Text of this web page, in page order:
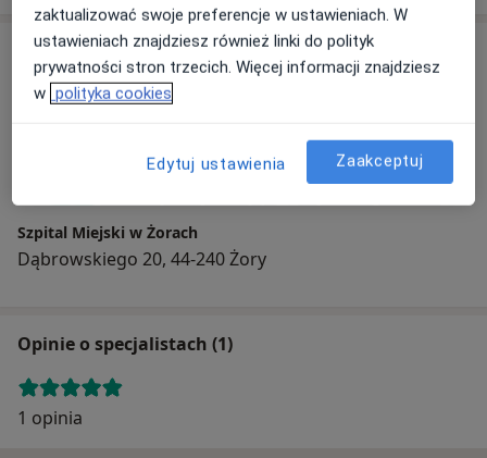
Adres
Powiększ mapę
Szpital Miejski w Żorach
Dąbrowskiego 20, 44-240 Żory
Opinie o specjalistach (1)
1 opinia
zaktualizować swoje preferencje w ustawieniach. W
ustawieniach znajdziesz również linki do polityk
prywatności stron trzecich. Więcej informacji znajdziesz
w polityka cookies
Edytuj ustawienia Zaakceptuj